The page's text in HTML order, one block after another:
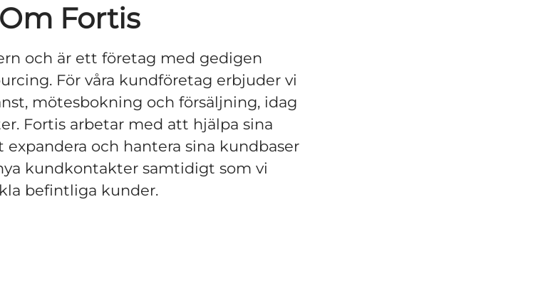
Om Fortis
och är ett företag med gedigen
För våra kundföretag erbjuder vi
mötesbokning och försäljning, idag
Fortis arbetar med att hjälpa sina
och hantera sina kundbaser
kundkontakter samtidigt som vi
befintliga kunder.